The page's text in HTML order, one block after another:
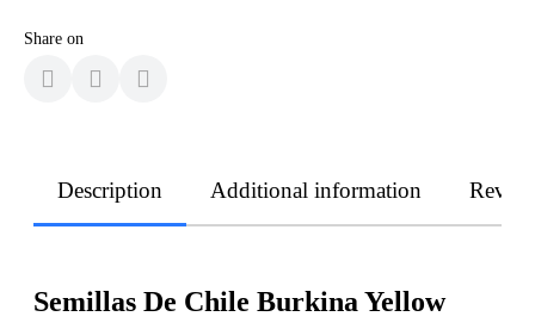
Share on
Description Additional information
Semillas De Chile Burkina Yellow